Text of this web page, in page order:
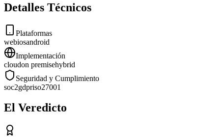
Detalles Técnicos
Plataformas
webiosandroid
Implementación
cloudon premisehybrid
Seguridad y Cumplimiento
soc2gdpriso27001
El Veredicto